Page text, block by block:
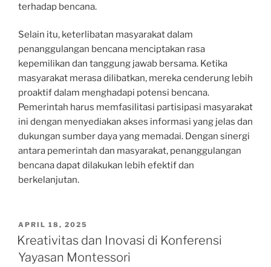
terhadap bencana.
Selain itu, keterlibatan masyarakat dalam
penanggulangan bencana menciptakan rasa
kepemilikan dan tanggung jawab bersama. Ketika
masyarakat merasa dilibatkan, mereka cenderung lebih
proaktif dalam menghadapi potensi bencana.
Pemerintah harus memfasilitasi partisipasi masyarakat
ini dengan menyediakan akses informasi yang jelas dan
dukungan sumber daya yang memadai. Dengan sinergi
antara pemerintah dan masyarakat, penanggulangan
bencana dapat dilakukan lebih efektif dan
berkelanjutan.
POSTED
ON
APRIL 18, 2025
Kreativitas dan Inovasi di Konferensi
Yayasan Montessori